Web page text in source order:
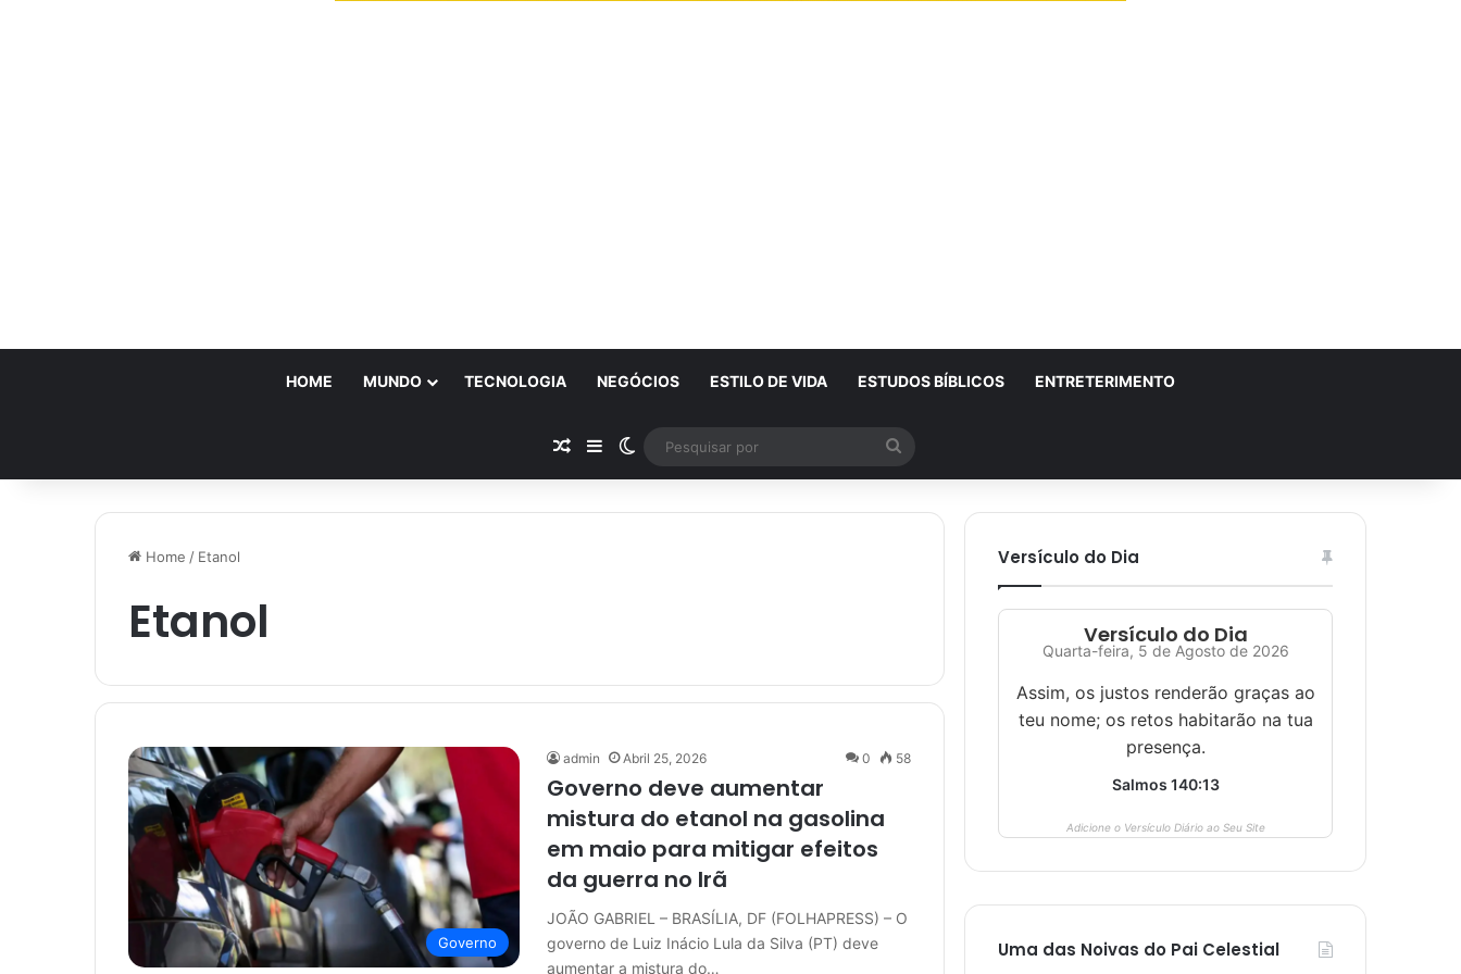
HOME MUNDO TECNOLOGIA NEGÓCIOS ESTILO DE VIDA ESTUDOS BÍBLICOS ENTRETERIMENTO
Artigo Aleatório
SidebarSwitch skin
por
Home / Etanol
Etanol
Governo
admin Abril 25, 2026 0 58
Governo deve aumentar
mistura do etanol na gasolina
em maio para mitigar efeitos
da guerra no Irã
JOÃO GABRIEL – BRASÍLIA, DF (FOLHAPRESS) – O
governo de Luiz Inácio Lula da Silva (PT) deve
aumentar a mistura do…
Versículo do Dia
Versículo do Dia
Quarta-feira, 5 de Agosto de 2026
Assim, os justos renderão graças ao
teu nome; os retos habitarão na tua
presença.
Salmos 140:13
Adicione o Versículo Diário ao Seu Site
Uma das Noivas do Pai Celestial